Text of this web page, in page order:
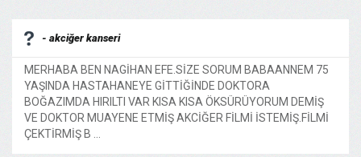
- akciğer kanseri
MERHABA BEN NAGİHAN EFE.SİZE SORUM BABAANNEM 75
YAŞINDA HASTAHANEYE GİTTİĞİNDE DOKTORA
BOĞAZIMDA HIRILTI VAR KISA KISA ÖKSÜRÜYORUM DEMİŞ
VE DOKTOR MUAYENE ETMİŞ AKCİĞER FİLMİ İSTEMİŞ.FİLMİ
ÇEKTİRMİŞ B ...